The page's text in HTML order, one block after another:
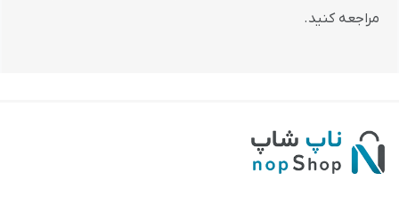
مراجعه کنید.